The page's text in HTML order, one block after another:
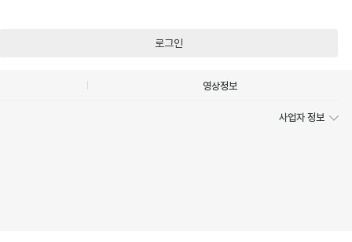
로그인
영상정보
사업자 정보